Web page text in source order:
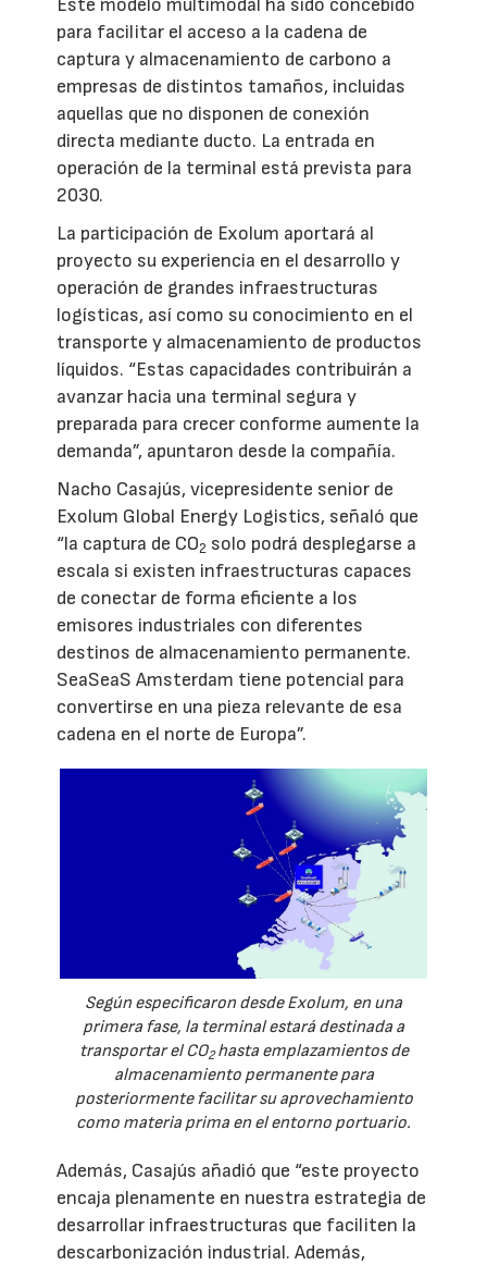
para facilitar el acceso a la cadena de
captura y almacenamiento de carbono a
empresas de distintos tamaños, incluidas
aquellas que no disponen de conexión
directa mediante ducto. La entrada en
operación de la terminal está prevista para
2030.
La participación de Exolum aportará al
proyecto su experiencia en el desarrollo y
operación de grandes infraestructuras
logísticas, así como su conocimiento en el
transporte y almacenamiento de productos
líquidos. “Estas capacidades contribuirán a
avanzar hacia una terminal segura y
preparada para crecer conforme aumente la
demanda”, apuntaron desde la compañía.
Nacho Casajús, vicepresidente senior de
Exolum Global Energy Logistics, señaló que
“la captura de CO2 solo podrá desplegarse a
escala si existen infraestructuras capaces
de conectar de forma eficiente a los
emisores industriales con diferentes
destinos de almacenamiento permanente.
SeaSeaS Amsterdam tiene potencial para
convertirse en una pieza relevante de esa
cadena en el norte de Europa”.
Según especificaron desde Exolum, en una
primera fase, la terminal estará destinada a
transportar el CO2hasta emplazamientos de
almacenamiento permanente para
posteriormente facilitar su aprovechamiento
como materia prima en el entorno portuario.
Además, Casajús añadió que “este proyecto
encaja plenamente en nuestra estrategia de
desarrollar infraestructuras que faciliten la
descarbonización industrial. Además,